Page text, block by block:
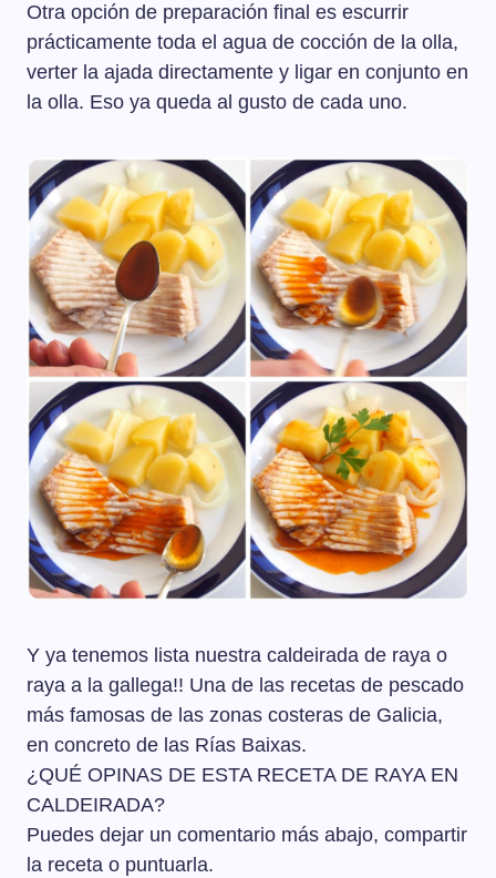
Otra opción de preparación final es escurrir
prácticamente toda el agua de cocción de la olla,
verter la ajada directamente y ligar en conjunto en
la olla. Eso ya queda al gusto de cada uno.
Y ya tenemos lista nuestra caldeirada de raya o
raya a la gallega!! Una de las recetas de pescado
más famosas de las zonas costeras de Galicia,
en concreto de las Rías Baixas.
¿QUÉ OPINAS DE ESTA RECETA DE RAYA EN
CALDEIRADA?
Puedes dejar un comentario más abajo, compartir
la receta o puntuarla.